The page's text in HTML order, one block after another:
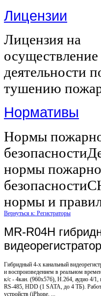
Лицензии
Лицензия на
осуществление
деятельности
тушению
Нормативы
Нормы
нормы
нормы и
Вернуться к: Регистраторы
MR-R04H
Гибридный 4-х канальный
и воспроизведением в реальном
к/с - 4кан. (960x576), H.264, аудио 4/
RS-485, HDD (1 SATA, до 4 ТБ).
устройств (iPhone, ...